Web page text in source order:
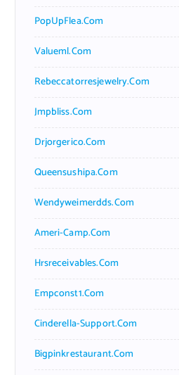
PopUpFlea.com
Valueml.com
Rebeccatorresjewelry.com
Jmpbliss.com
Drjorgerico.com
Queensushipa.com
Wendyweimerdds.com
Ameri-Camp.com
Hrsreceivables.com
Empconst1.com
Cinderella-Support.com
Bigpinkrestaurant.com